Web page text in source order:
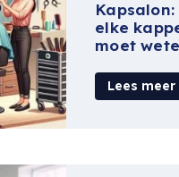
elke
moet
Lees meer